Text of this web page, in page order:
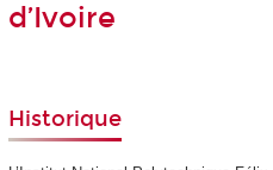
d’Ivoire
Historique